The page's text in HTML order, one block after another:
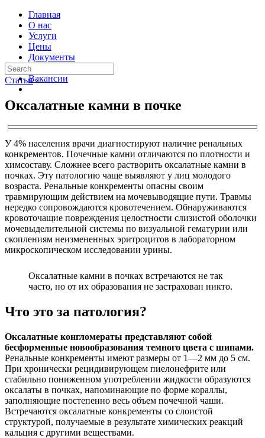
Главная
О нас
Услуги
Цены
Документы
Контакты
Вакансии
Статьи ›
Оксалатные камни в почке
У 4% населения врачи диагностируют наличие ренальных
конкрементов. Почечные камни отличаются по плотности и
химсоставу. Сложнее всего растворить оксалатные камни в
почках. Эту патологию чаще выявляют у лиц молодого
возраста. Ренальные конкременты опасны своим
травмирующим действием на мочевыводящие пути. Травмы
нередко сопровождаются кровотечением. Обнаруживаются
кровоточащие повреждения целостности слизистой оболочки
мочевыделительной системы по визуальной гематурии или
скоплениям неизмененных эритроцитов в лабораторном
микроскопическом исследовании урины.
Оксалатные камни в почках встречаются не так
часто, но от их образования не застрахован никто.
Что это за патология?
Оксалатные конгломераты представляют собой
бесформенные новообразования темного цвета с шипами.
Ренальные конкременты имеют размеры от 1—2 мм до 5 см.
При хронически рецидивирующем пиелонефрите или
стабильно пониженном употреблении жидкости образуются
оксалаты в почках, напоминающие по форме кораллы,
заполняющие постепенно весь объем почечной чаши.
Встречаются оксалатные конкременты со слоистой
структурой, получаемые в результате химических реакций
кальция с другими веществами.